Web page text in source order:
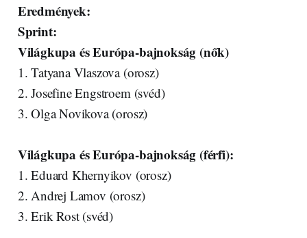
Eredmények:
Sprint:
Világkupa és Európa-bajnokság (nők)
1. Tatyana Vlaszova (orosz)
2. Josefine Engstroem (svéd)
3. Olga Novikova (orosz)
Világkupa és Európa-bajnokság (férfi):
1. Eduard Khernyikov (orosz)
2. Andrej Lamov (orosz)
3. Erik Rost (svéd)